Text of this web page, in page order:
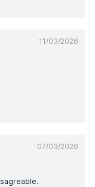
11/03/2026
07/03/2026